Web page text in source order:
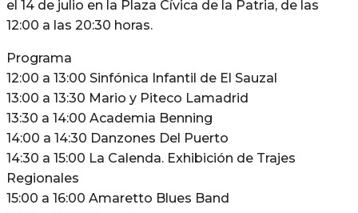
el 14 de julio en la Plaza Cívica de la Patria, de las
12:00 a las 20:30 horas.
Programa
12:00 a 13:00 Sinfónica Infantil de El Sauzal
13:00 a 13:30 Mario y Piteco Lamadrid
13:30 a 14:00 Academia Benning
14:00 a 14:30 Danzones Del Puerto
14:30 a 15:00 La Calenda. Exhibición de Trajes
Regionales
15:00 a 16:00 Amaretto Blues Band